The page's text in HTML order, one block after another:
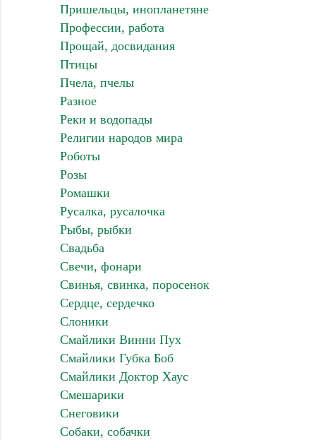
Пришельцы, инопланетяне
Профессии, работа
Прощай, досвидания
Птицы
Пчела, пчелы
Разное
Реки и водопады
Религии народов мира
Роботы
Розы
Ромашки
Русалка, русалочка
Рыбы, рыбки
Свадьба
Свечи, фонари
Свинья, свинка, поросенок
Сердце, сердечко
Слоники
Смайлики Винни Пух
Смайлики Губка Боб
Смайлики Доктор Хаус
Смешарики
Снеговики
Собаки, собачки